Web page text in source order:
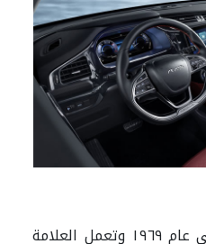
منذ تأسيس دونغ فينغ في عام ١٩٦٩ وتعمل العلامة